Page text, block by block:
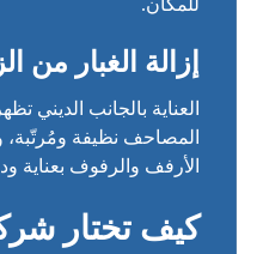
للمكان.
إزالة الغبار من
العناية بالجانب الديني
المصاحف نظيفة ومُرتّبة،
الأرفف والرفوف بعناية
كيف تختار